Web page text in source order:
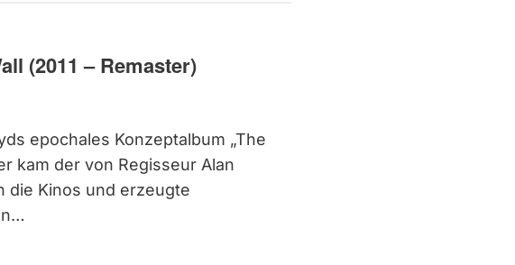
(2011 – Remaster)
epochales Konzeptalbum „The
kam der von Regisseur Alan
die Kinos und erzeugte